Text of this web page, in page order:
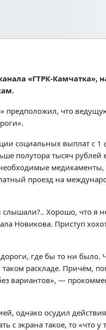
«ГТРК-Камчатка»,
что
социальных выплат с 1
полутора тысяч
проезд на
слышали?.. Хорошо, что я
Новикова. Приступ
где бы то ни было.
раскладе. Причём,
вариантов», —
однако осудил
экрана такое, то «что у